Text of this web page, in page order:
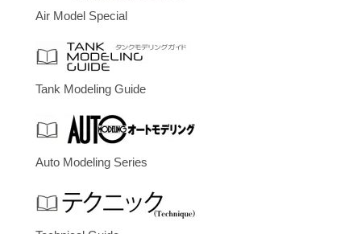
Air Model Special
Tank Modeling Guide
Auto Modeling Series